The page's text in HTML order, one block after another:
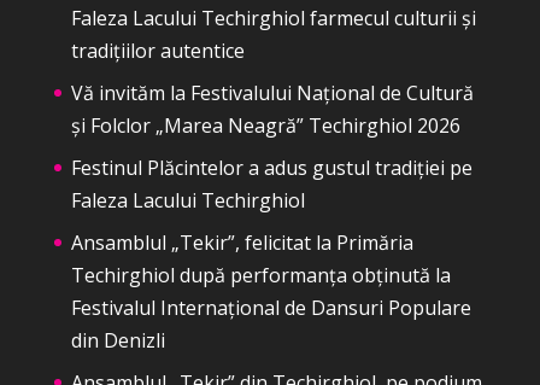
Faleza Lacului Techirghiol farmecul culturii și
tradițiilor autentice
Vă invităm la Festivalului Național de Cultură
și Folclor „Marea Neagră” Techirghiol 2026
Festinul Plăcintelor a adus gustul tradiției pe
Faleza Lacului Techirghiol
Ansamblul „Tekir”, felicitat la Primăria
Techirghiol după performanța obținută la
Festivalul Internațional de Dansuri Populare
din Denizli